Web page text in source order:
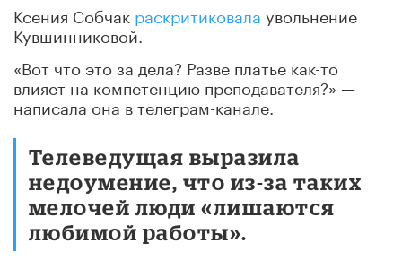
Ксения Собчак раскритиковала увольнение
Кувшинниковой.
«Вот что это за дела? Разве платье как-то
влияет на компетенцию преподавателя?» —
написала она в телеграм-канале.
Телеведущая выразила
недоумение, что из-за таких
мелочей люди «лишаются
любимой работы».